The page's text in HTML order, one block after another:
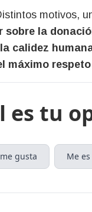
motivos,
sobre la
calidez
máximo
es tu
gusta Me